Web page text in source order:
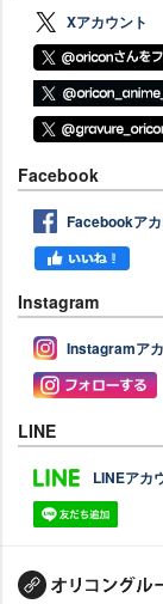
Xアカウント
Facebook
Facebookア
Instagram
Instagramア
LINE
LINEアカ